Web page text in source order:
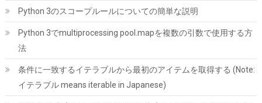
SYY サーマルペースト 3g CPUグリス カーボンベース 高性能 |
CPUペースト;ヒートシンク/IC/プロセッサ対応;熱インターフェー
ス素材;非導電;なめらか塗布
こちら )
Python 3のスコープルールについての簡単な説明
Python 3でmultiprocessing pool.mapを複数の引数で使用する方
法
条件に一致するイテラブルから最初のアイテムを取得する (Note:
イテラブル means iterable in Japanese)